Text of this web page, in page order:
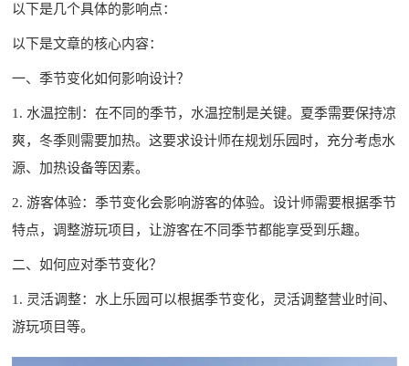
以下是几个具体的影响点：
以下是文章的核心内容：
一、季节变化如何影响设计？
1. 水温控制：在不同的季节，水温控制是关键。夏季需要保持凉
爽，冬季则需要加热。这要求设计师在规划乐园时，充分考虑水
源、加热设备等因素。
2. 游客体验：季节变化会影响游客的体验。设计师需要根据季节
特点，调整游玩项目，让游客在不同季节都能享受到乐趣。
二、如何应对季节变化？
1. 灵活调整：水上乐园可以根据季节变化，灵活调整营业时间、
游玩项目等。